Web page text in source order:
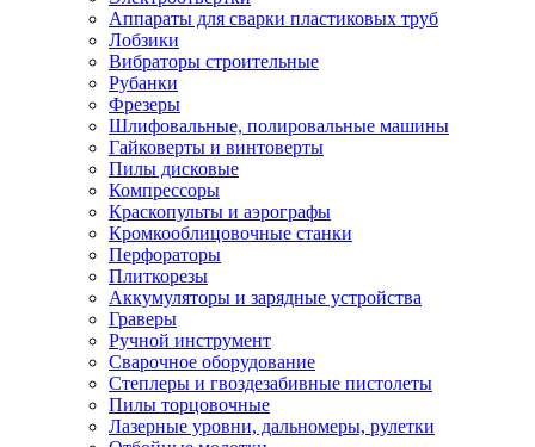
Аппараты для сварки пластиковых труб
Лобзики
Вибраторы строительные
Рубанки
Фрезеры
Шлифовальные, полировальные машины
Гайковерты и винтоверты
Пилы дисковые
Компрессоры
Краскопульты и аэрографы
Кромкооблицовочные станки
Перфораторы
Плиткорезы
Аккумуляторы и зарядные устройства
Граверы
Ручной инструмент
Сварочное оборудование
Степлеры и гвоздезабивные пистолеты
Пилы торцовочные
Лазерные уровни, дальномеры, рулетки